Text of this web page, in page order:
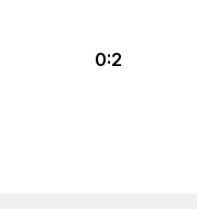
0:2